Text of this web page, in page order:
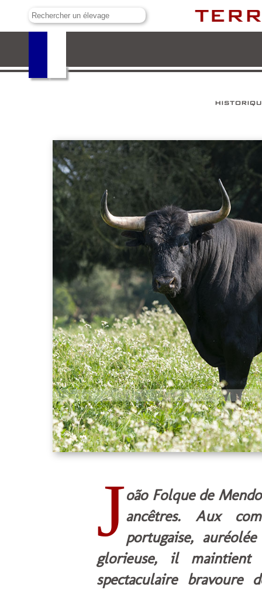
João Folque de
ancêtres. Aux
portugaise,
glorieuse, il maintient
spectaculaire bravoure